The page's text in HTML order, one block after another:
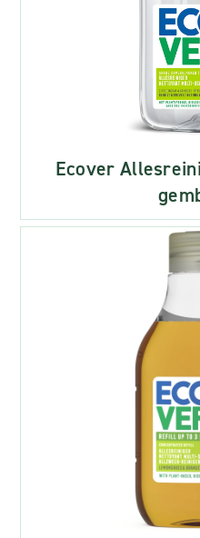
Ecover